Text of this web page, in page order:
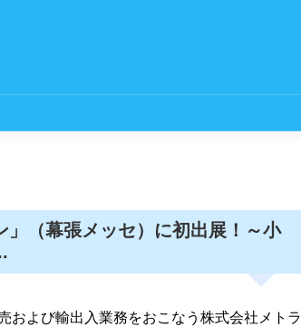
（幕張メッセ）に初出展！～小
および輸出入業務をおこなう株式会社メトラ